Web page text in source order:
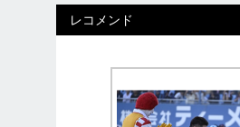
レコメンド